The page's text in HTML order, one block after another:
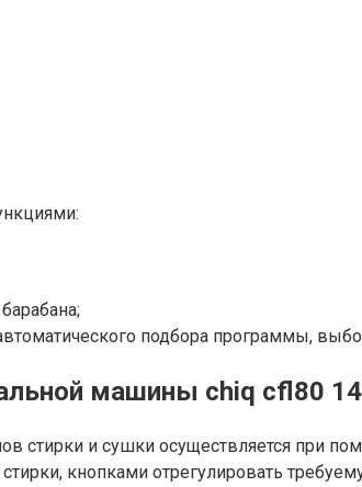
подбора программы,
машины chiq cfl80
стирки и сушки осуществляется при
кнопками отрегулировать